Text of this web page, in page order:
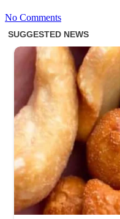
No Comments